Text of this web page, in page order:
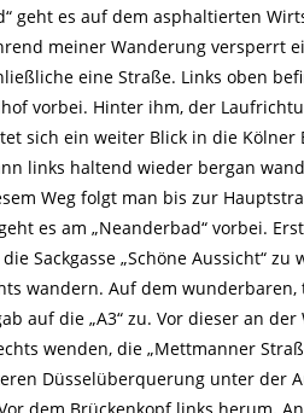
geht es auf dem asphaltierten
meiner Wanderung versperrt
eine Straße. Links oben
vorbei. Hinter ihm, der
sich ein weiter Blick in die
links haltend wieder bergan
Weg folgt man bis zur
es am „Neanderbad“ vorbei.
Sackgasse „Schöne Aussicht“
wandern. Auf dem
auf die „A3“ zu. Vor dieser an
wenden, die „Mettmanner
Düsselüberquerung unter